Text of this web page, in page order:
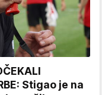
Stigao je na